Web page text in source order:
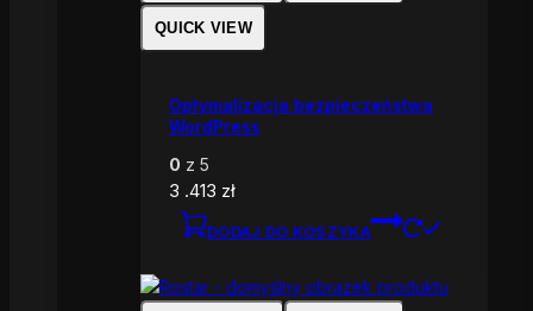
QUICK VIEW
Optymalizacja bezpieczeństwa
WordPress
0 z 5
3 .413 zł
DODAJ DO KOSZYKA